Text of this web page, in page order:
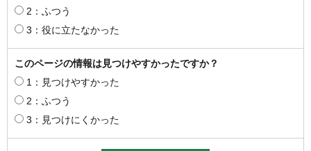
2：ふつう
3：役に立たなかった
このページの情報は見つけやすかったですか？
1：見つけやすかった
2：ふつう
3：見つけにくかった